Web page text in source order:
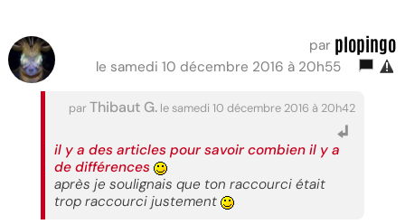
par plopingo
le samedi 10 décembre 2016 à 20h55
parThibaut G. le samedi 10 décembre 2016 à 20h42
il y a des articles pour savoir combien il y a
de différences
après je soulignais que ton raccourci était
trop raccourci justement